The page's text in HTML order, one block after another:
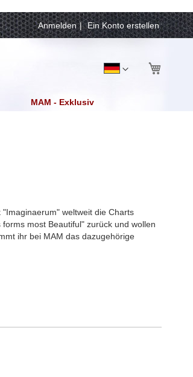
Anmelden Ein Konto erstellen
SpracheDeutsch
MAM - Exklusiv
weltweit die Charts
most Beautiful" zurück und wollen
ihr bei MAM das dazugehörige